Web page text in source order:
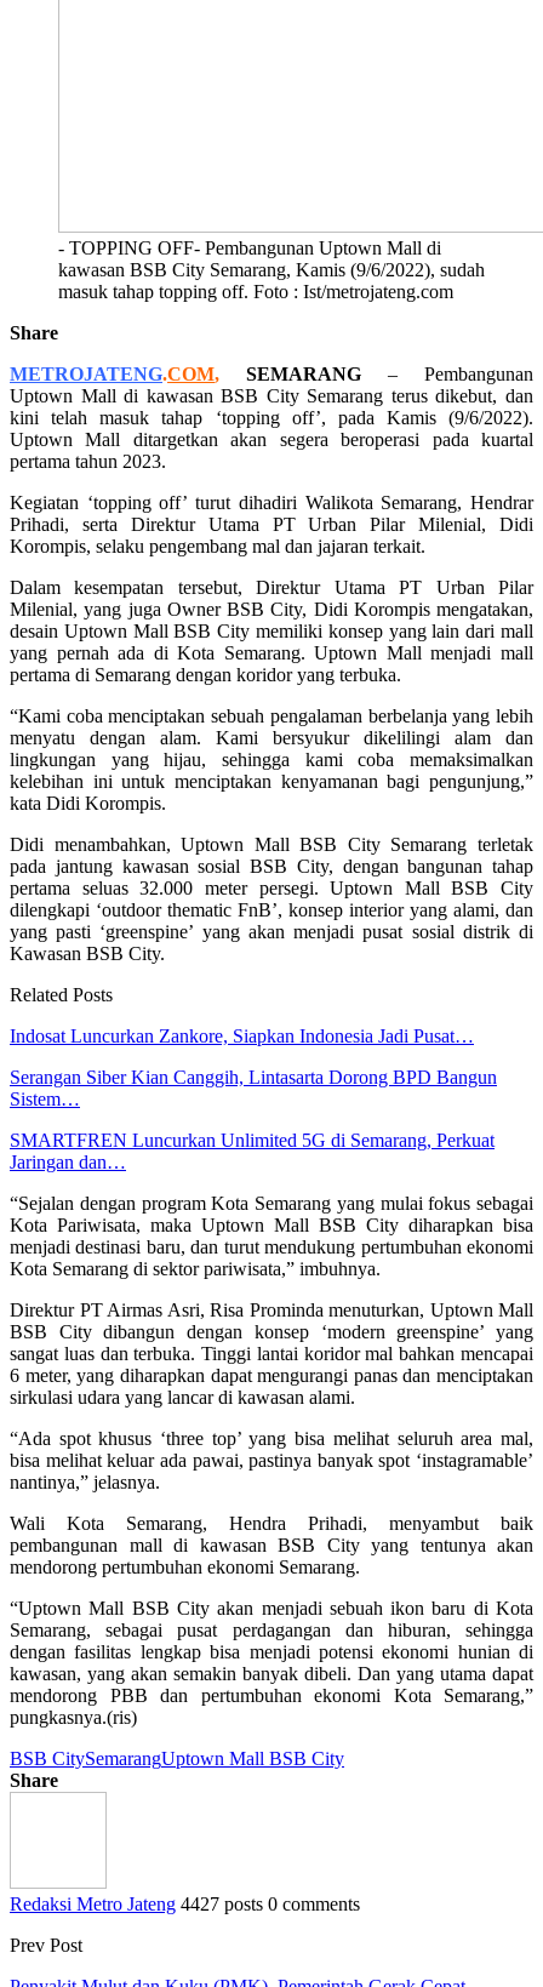
- TOPPING OFF- Pembangunan Uptown Mall di
kawasan BSB City Semarang, Kamis (9/6/2022), sudah
masuk tahap topping off. Foto : Ist/metrojateng.com
Share
METROJATENG.COM, SEMARANG – Pembangunan
Uptown Mall di kawasan BSB City Semarang terus dikebut, dan
kini telah masuk tahap ‘topping off’, pada Kamis (9/6/2022).
Uptown Mall ditargetkan akan segera beroperasi pada kuartal
pertama tahun 2023.
Kegiatan ‘topping off’ turut dihadiri Walikota Semarang, Hendrar
Prihadi, serta Direktur Utama PT Urban Pilar Milenial, Didi
Korompis, selaku pengembang mal dan jajaran terkait.
Dalam kesempatan tersebut, Direktur Utama PT Urban Pilar
Milenial, yang juga Owner BSB City, Didi Korompis mengatakan,
desain Uptown Mall BSB City memiliki konsep yang lain dari mall
yang pernah ada di Kota Semarang. Uptown Mall menjadi mall
pertama di Semarang dengan koridor yang terbuka.
“Kami coba menciptakan sebuah pengalaman berbelanja yang lebih
menyatu dengan alam. Kami bersyukur dikelilingi alam dan
lingkungan yang hijau, sehingga kami coba memaksimalkan
kelebihan ini untuk menciptakan kenyamanan bagi pengunjung,”
kata Didi Korompis.
Didi menambahkan, Uptown Mall BSB City Semarang terletak
pada jantung kawasan sosial BSB City, dengan bangunan tahap
pertama seluas 32.000 meter persegi. Uptown Mall BSB City
dilengkapi ‘outdoor thematic FnB’, konsep interior yang alami, dan
yang pasti ‘greenspine’ yang akan menjadi pusat sosial distrik di
Kawasan BSB City.
Related Posts
Indosat Luncurkan Zankore, Siapkan Indonesia Jadi Pusat…
Serangan Siber Kian Canggih, Lintasarta Dorong BPD Bangun
Sistem…
SMARTFREN Luncurkan Unlimited 5G di Semarang, Perkuat
Jaringan dan…
“Sejalan dengan program Kota Semarang yang mulai fokus sebagai
Kota Pariwisata, maka Uptown Mall BSB City diharapkan bisa
menjadi destinasi baru, dan turut mendukung pertumbuhan ekonomi
Kota Semarang di sektor pariwisata,” imbuhnya.
Direktur PT Airmas Asri, Risa Prominda menuturkan, Uptown Mall
BSB City dibangun dengan konsep ‘modern greenspine’ yang
sangat luas dan terbuka. Tinggi lantai koridor mal bahkan mencapai
6 meter, yang diharapkan dapat mengurangi panas dan menciptakan
sirkulasi udara yang lancar di kawasan alami.
“Ada spot khusus ‘three top’ yang bisa melihat seluruh area mal,
bisa melihat keluar ada pawai, pastinya banyak spot ‘instagramable’
nantinya,” jelasnya.
Wali Kota Semarang, Hendra Prihadi, menyambut baik
pembangunan mall di kawasan BSB City yang tentunya akan
mendorong pertumbuhan ekonomi Semarang.
“Uptown Mall BSB City akan menjadi sebuah ikon baru di Kota
Semarang, sebagai pusat perdagangan dan hiburan, sehingga
dengan fasilitas lengkap bisa menjadi potensi ekonomi hunian di
kawasan, yang akan semakin banyak dibeli. Dan yang utama dapat
mendorong PBB dan pertumbuhan ekonomi Kota Semarang,”
pungkasnya.(ris)
BSB CitySemarangUptown Mall BSB City
Share
Redaksi Metro Jateng 4427 posts 0 comments
Prev Post